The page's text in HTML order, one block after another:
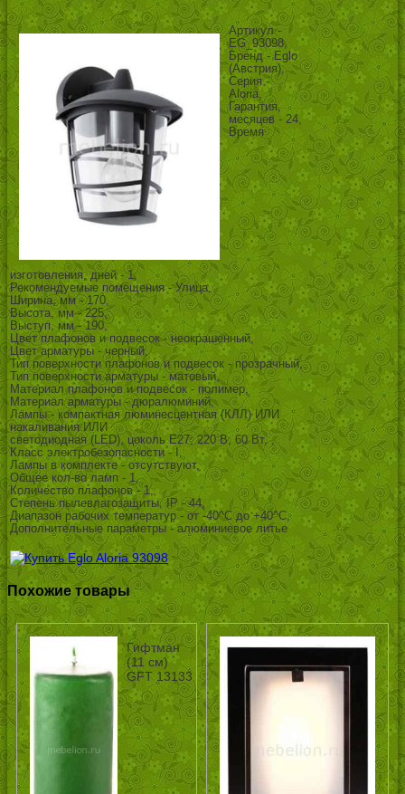
Артикул -
EG_93098,
Бренд - Eglo
(Австрия),
Серия -
Aloria,
Гарантия,
месяцев - 24,
Время
изготовления, дней - 1,
Рекомендуемые помещения - Улица,
Ширина, мм - 170,
Высота, мм - 225,
Выступ, мм - 190,
Цвет плафонов и подвесок - неокрашенный,
Цвет арматуры - черный,
Тип поверхности плафонов и подвесок - прозрачный,
Тип поверхности арматуры - матовый,
Материал плафонов и подвесок - полимер,
Материал арматуры - дюралюминий,
Лампы - компактная люминесцентная (КЛЛ) ИЛИ
накаливания ИЛИ
светодиодная (LED), цоколь E27; 220 В; 60 Вт, ,
Класс электробезопасности - I,
Лампы в комплекте - отсутствуют,
Общее кол-во ламп - 1,
Количество плафонов - 1,
Степень пылевлагозащиты, IP - 44,
Диапазон рабочих температур - от -40^C до +40^C,
Дополнительные параметры - алюминиевое литье
Похожие товары
Гифтман
(11 см)
GFT 13133